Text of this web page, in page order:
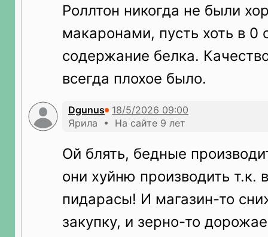
Роллтон никогда не были
макаронами, пусть хоть в 0
содержание белка.
всегда плохое было.
Dgunus
Ярила • На сайте 9 лет
Ой блять, бедные
они хуйню производить т.к.
пидарасы! И магазин-то
закупку, и зерно-то